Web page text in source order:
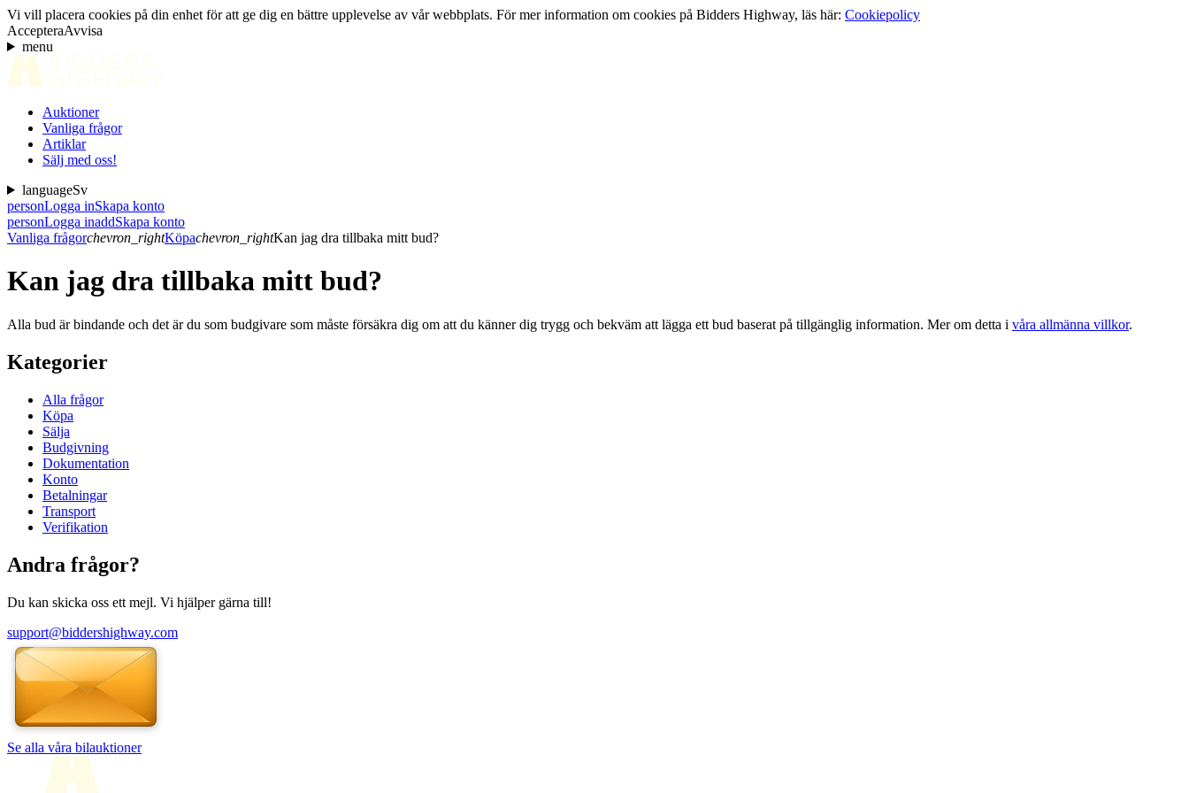
Vi vill placera cookies på din enhet för att ge dig en bättre upplevelse av vår webbplats. För mer information om cookies på Bidders Highway, läs här: Cookiepolicy
AccepteraAvvisa
menu
Auktioner
Vanliga frågor
Artiklar
Sälj med oss!
languageSv
personLogga inSkapa konto
personLogga inaddSkapa konto
Vanliga frågorchevron_rightKöpachevron_rightKan jag dra tillbaka mitt bud?
Kan jag dra tillbaka mitt bud?
Alla bud är bindande och det är du som budgivare som måste försäkra dig om att du känner dig trygg och bekväm att lägga ett bud baserat på tillgänglig information. Mer om detta i våra allmänna villkor.
Kategorier
Alla frågor
Köpa
Sälja
Budgivning
Dokumentation
Konto
Betalningar
Transport
Verifikation
Andra frågor?
Du kan skicka oss ett mejl. Vi hjälper gärna till!
support@biddershighway.com
Se alla våra bilauktioner